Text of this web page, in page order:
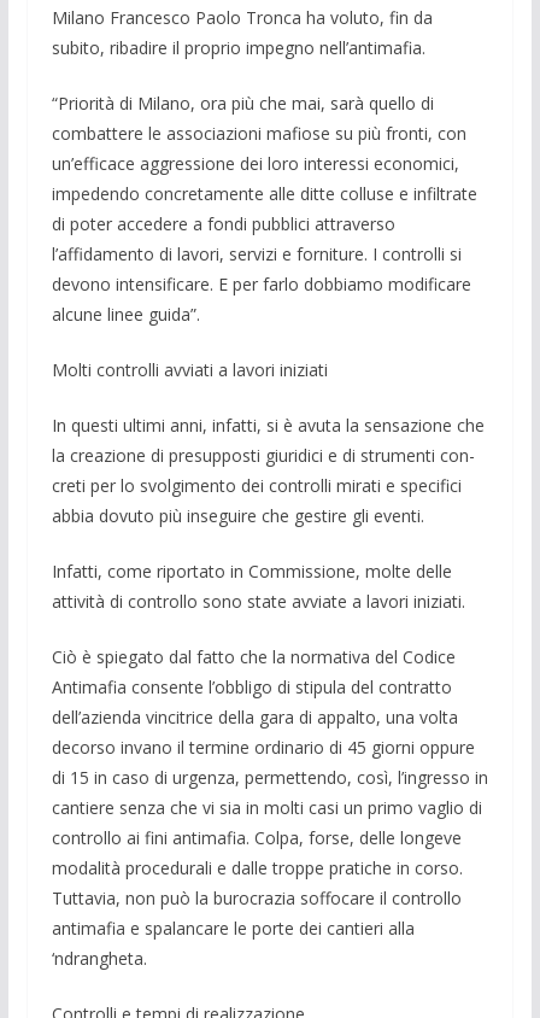
Milano Francesco Paolo Tron­ca ha voluto, fin da
subito, ribadire il pro­prio impegno nell’antimafia.
“Priorità di Milano, ora più che mai, sarà quello di
combattere le associazioni mafiose su più fronti, con
un’efficace ag­gressione dei loro interessi economici,
im­pedendo con­cretamente alle ditte colluse e infiltrate
di poter accedere a fondi pubbli­ci attraverso
l’affidamento di lavori, servi­zi e forniture. I controlli si
devono intensi­ficare. E per farlo dobbiamo modificare
alcune linee guida”.
Molti controlli avviati a lavori iniziati
In questi ultimi anni, infatti, si è avuta la sensazione che
la creazione di presup­posti giuridici e di strumenti con­
creti per lo svolgimento dei controlli mi­rati e spe­cifici
abbia dovuto più inseguire che ge­stire gli eventi.
Infatti, come ripor­tato in Commissione, molte delle
attività di controllo sono state avviate a lavori ini­ziati.
Ciò è spiegato dal fatto che la normati­va del Codice
Antimafia consente l’obbli­go di stipula del contratto
dell’azienda vincitrice della gara di appal­to, una volta
decorso invano il termine or­dinario di 45 giorni oppure
di 15 in caso di urgenza, permettendo, così, l’ingresso in
cantiere senza che vi sia in molti casi un primo va­glio di
controllo ai fini anti­mafia. Colpa, forse, delle longeve
modali­tà procedurali e dalle troppe pratiche in corso.
Tuttavia, non può la burocrazia sof­focare il control­lo
antimafia e spalancare le porte dei can­tieri alla
‘ndrangheta.
Controlli e tempi di realizzazione